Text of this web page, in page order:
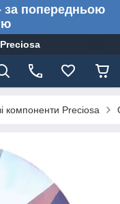
за попередньою
компоненти Preciosa